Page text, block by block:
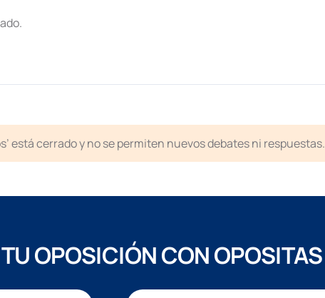
está cerrado y no se permiten nuevos debates ni respuestas.
OPOSICIÓN CON OPOSITAS